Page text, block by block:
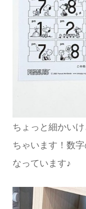
ちょっと細かい
ちゃいます！数
なっています♪